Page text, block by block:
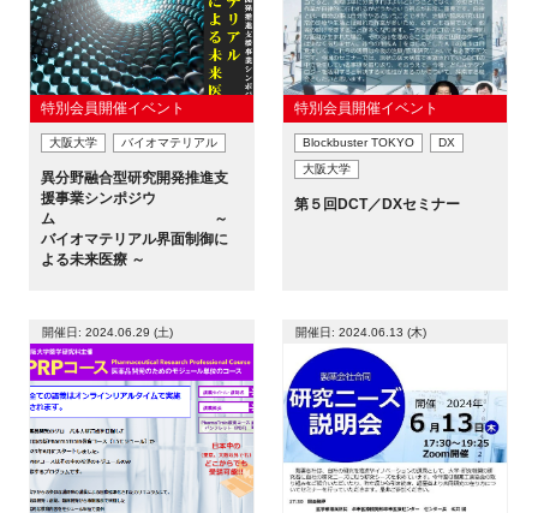
特別会員開催イベント
大阪大学 バイオマテリアル
異分野融合型研究開発推進支
援事業シンポジウ
ム ～
バイオマテリアル界面制御に
よる未来医療 ～
特別会員開催イベント
Blockbuster TOKYO
DX
大阪大学
第５回DCT／DXセミナー
開催日: 2024.06.29 (土) 開催日: 2024.06.13 (木)